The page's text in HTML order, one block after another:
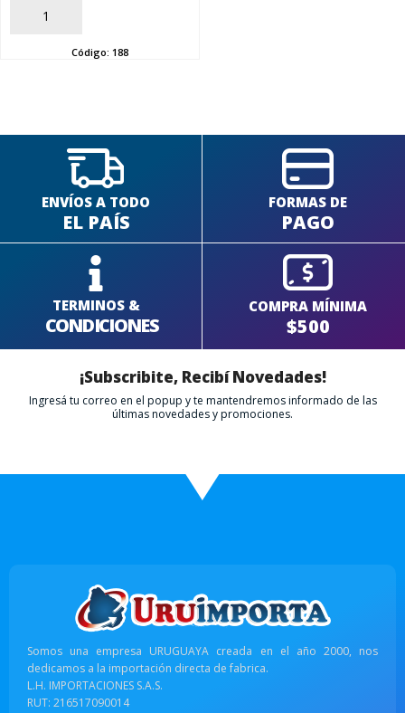
AÑADIR
Código: 188
ENVÍOS A TODO
EL PAÍS
FORMAS DE
PAGO
TERMINOS &
CONDICIONES
COMPRA MÍNIMA
$500
¡Subscribite, Recibí Novedades!
Ingresá tu correo en el popup y te mantendremos informado de las
últimas novedades y promociones.
Somos una empresa URUGUAYA creada en el año 2000, nos
dedicamos a la importación directa de fabrica.
L.H. IMPORTACIONES S.A.S.
RUT: 216517090014